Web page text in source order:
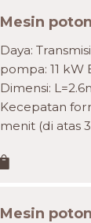
Mesin
Daya:
pompa: 11 kW
Dimensi:
Kecepatan
menit (di atas
Mesin